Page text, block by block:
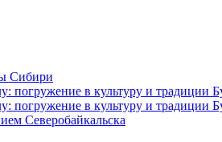
Сибири
погружение в культуру и традиции
погружение в культуру и традиции
Северобайкальска